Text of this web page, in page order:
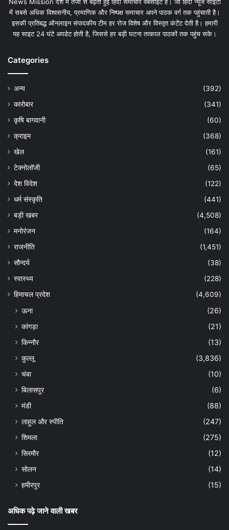
में सबसे अधिक विश्वसनीय, प्रमाणिक और निष्पक्ष समाचार अपने पाठक वर्ग तक पहुंचाती है।
इसकी प्रतिबद्ध ऑनलाइन संपादकीय टीम हर रोज विशेष और विस्तृत कंटेंट देती है। हमारी
यह साइट 24 घंटे अपडेट होती है, जिससे हर बड़ी घटना तत्काल पाठकों तक पहुंच सके।
Categories
अन्य
(392)
कारोबार
(341)
कृषि बागवानी
(60)
क्राइम
(368)
खेल
(161)
टेक्नोलॉजी
(65)
देश विदेश
(122)
धर्म संस्कृति
(441)
बड़ी खबर
(4,508)
मनोरंजन
(164)
राजनीति
(1,451)
सौन्दर्य
(38)
स्वास्थ्य
(228)
हिमाचल प्रदेश
(4,609)
ऊना
(26)
कांगड़ा
(21)
किन्नौर
(13)
कुल्लू
(3,836)
चंबा
(10)
बिलासपुर
(6)
मंडी
(88)
लाहुल और स्पीति
(247)
शिमला
(275)
सिरमौर
(12)
सोलन
(14)
हमीरपुर
(15)
अधिक पढ़े जाने वाली खबर